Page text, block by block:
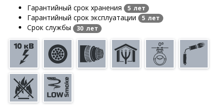
Гарантийный срок хранения 5 лет
Гарантийный срок эксплуатации 5 лет
Срок службы 30 лет